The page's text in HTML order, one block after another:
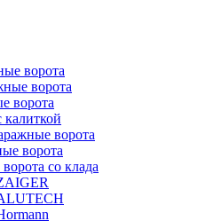
ворота
ворота
ворота
калиткой
ворота
ворота
со клада